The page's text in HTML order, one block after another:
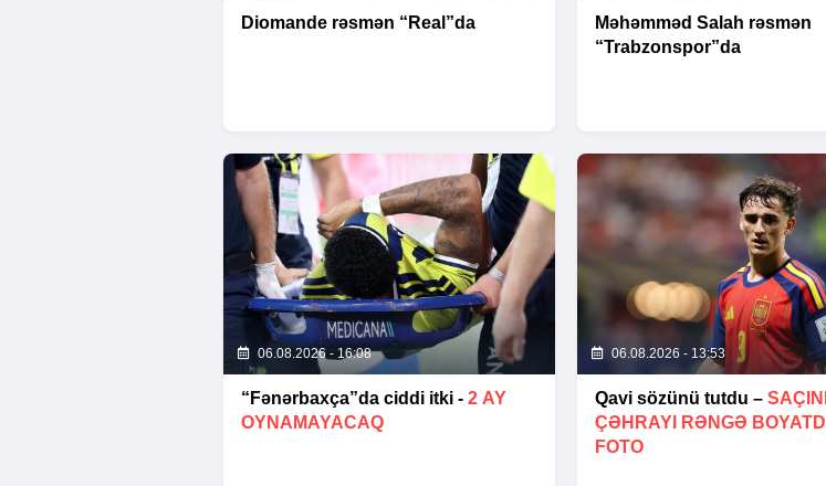
Diomande rəsmən “Real”da
Məhəmməd Salah rəsmən
“Trabzonspor”da
06.08.2026 - 16:08
“Fənərbaxça”da ciddi itki - 2 AY
OYNAMAYACAQ
06.08.2026 - 13:53
Qavi sözünü tutdu – SAÇINI
ÇƏHRAYI RƏNGƏ BOYATDI
FOTO